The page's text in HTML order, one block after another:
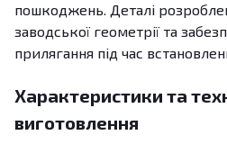
пошкоджень. Деталі
заводської геометрії та
прилягання під час
Характеристики та
виготовлення